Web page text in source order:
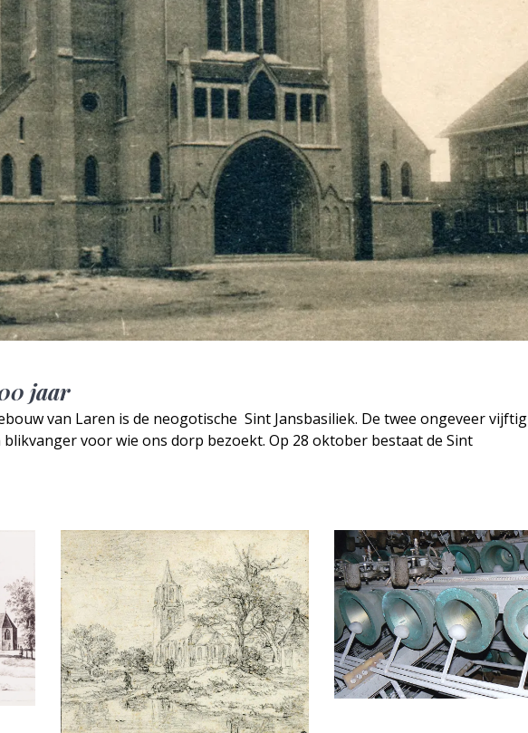
jaar
van Laren is de neogotische ­ Sint Jansbasiliek. De twee ongeveer vijftig
voor wie ons dorp bezoekt. Op 28 oktober bestaat de Sint